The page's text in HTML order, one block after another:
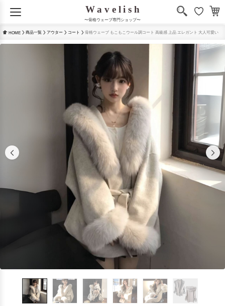
〜骨格ウェーブ専門ショップ〜
HOME 商品一覧 アウター コート 骨格ウェーブ もこもこウール調コート 高級感 上品 エレガント 大人可愛い